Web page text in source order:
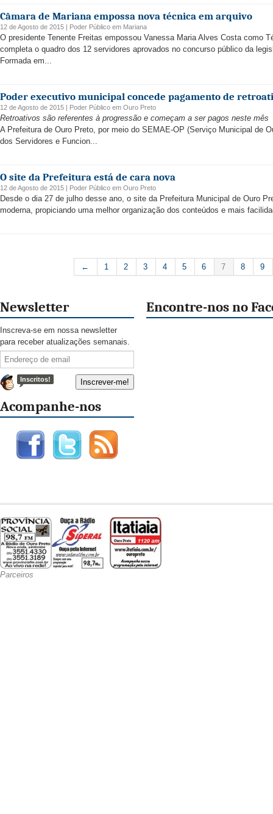
Câmara de Mariana empossa nova técnica em arquivo
12 de Agosto de 2015 | Poder Público em Mariana
O presidente Tenente Freitas empossou Vanessa Maria Alves Costa como
completa o quadro dos 12 servidores aprovados no concurso público da
Formada em...
Poder executivo municipal concede pagamento de
12 de Agosto de 2015 | Poder Público em Ouro Preto
Retroativos são referentes à progressão e começam a ser pagos neste mês
A Prefeitura de Ouro Preto, por meio do SEMAE-OP (Serviço Municipal de
dos Servidores e Funcion...
O site da Prefeitura está de cara nova
12 de Agosto de 2015 | Poder Público em Ouro Preto
Desde o dia 27 de julho desse ano, o site da Prefeitura Municipal de Ouro
moderna, propiciando uma melhor organização dos conteúdos e mais
← 1 2 3 4 5 6 7 8 9
Newsletter
Inscreva-se em nossa newsletter
para receber atualizações semanais.
Inscritos!
Acompanhe-nos
Encontre-nos no
Parceiros